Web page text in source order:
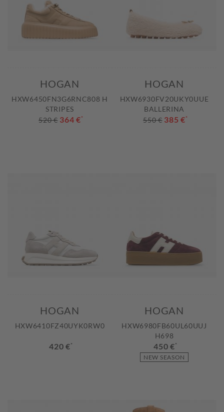
HOGAN
HXW6450FN3G6RNC808 H
STRIPES
520 € 364 €*
HOGAN
HXW6930FV20UKY0UUE
BALLERINA
550 € 385 €*
HOGAN
HXW6410FZ40UYK0RW0
420 €*
NEW SEASON
HOGAN
HXW6980FB60UL60UUJ
H698
450 €*